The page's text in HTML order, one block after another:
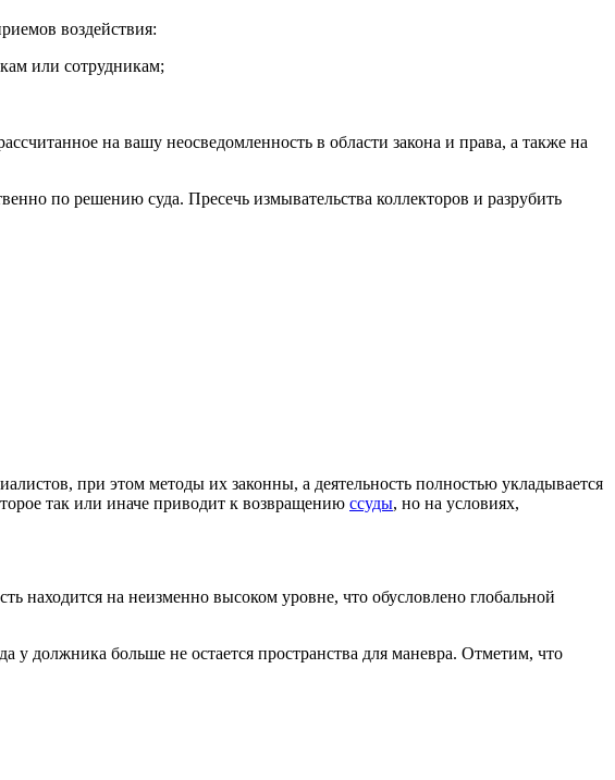
воздействия:
или сотрудникам;
на вашу неосведомленность в области закона и права, а также на
по решению суда. Пресечь измывательства коллекторов и разрубить
при этом методы их законны, а деятельность полностью укладывается
так или иначе приводит к возвращению ссуды, но на условиях,
находится на неизменно высоком уровне, что обусловлено глобальной
должника больше не остается пространства для маневра. Отметим, что